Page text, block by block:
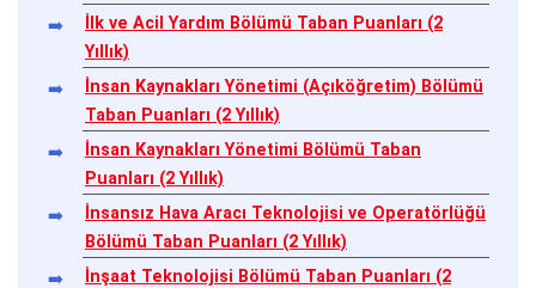
İlk ve Acil Yardım Bölümü Taban Puanları (2
Yıllık)
İnsan Kaynakları Yönetimi (Açıköğretim) Bölümü
Taban Puanları (2 Yıllık)
İnsan Kaynakları Yönetimi Bölümü Taban
Puanları (2 Yıllık)
İnsansız Hava Aracı Teknolojisi ve Operatörlüğü
Bölümü Taban Puanları (2 Yıllık)
İnşaat Teknolojisi Bölümü Taban Puanları (2